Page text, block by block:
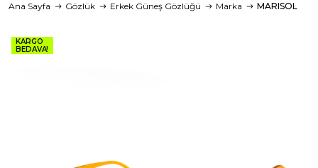
Ana Sayfa Gözlük Erkek Güneş Gözlüğü Marka MARISOL
KARGO
BEDAVA!